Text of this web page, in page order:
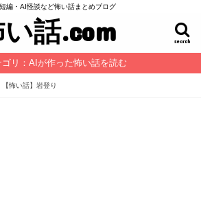
編・AI怪談など怖い話まとめブログ
話.com search
ゴリ：AIが作った怖い話を読む
【怖い話】岩登り